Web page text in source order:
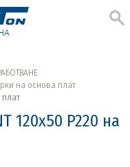
на основа плат
плат
120х50 P220 на